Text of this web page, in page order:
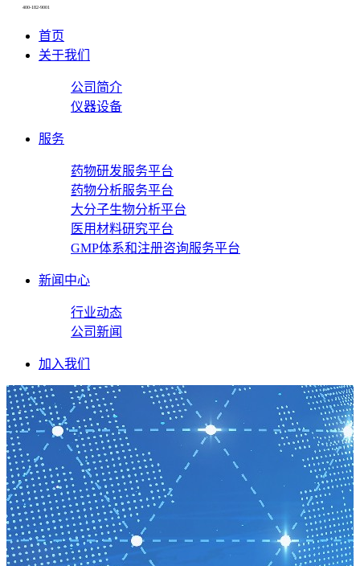
400-182-9001
首页
关于我们
公司简介
仪器设备
服务
药物研发服务平台
药物分析服务平台
大分子生物分析平台
医用材料研究平台
GMP体系和注册咨询服务平台
新闻中心
行业动态
公司新闻
加入我们